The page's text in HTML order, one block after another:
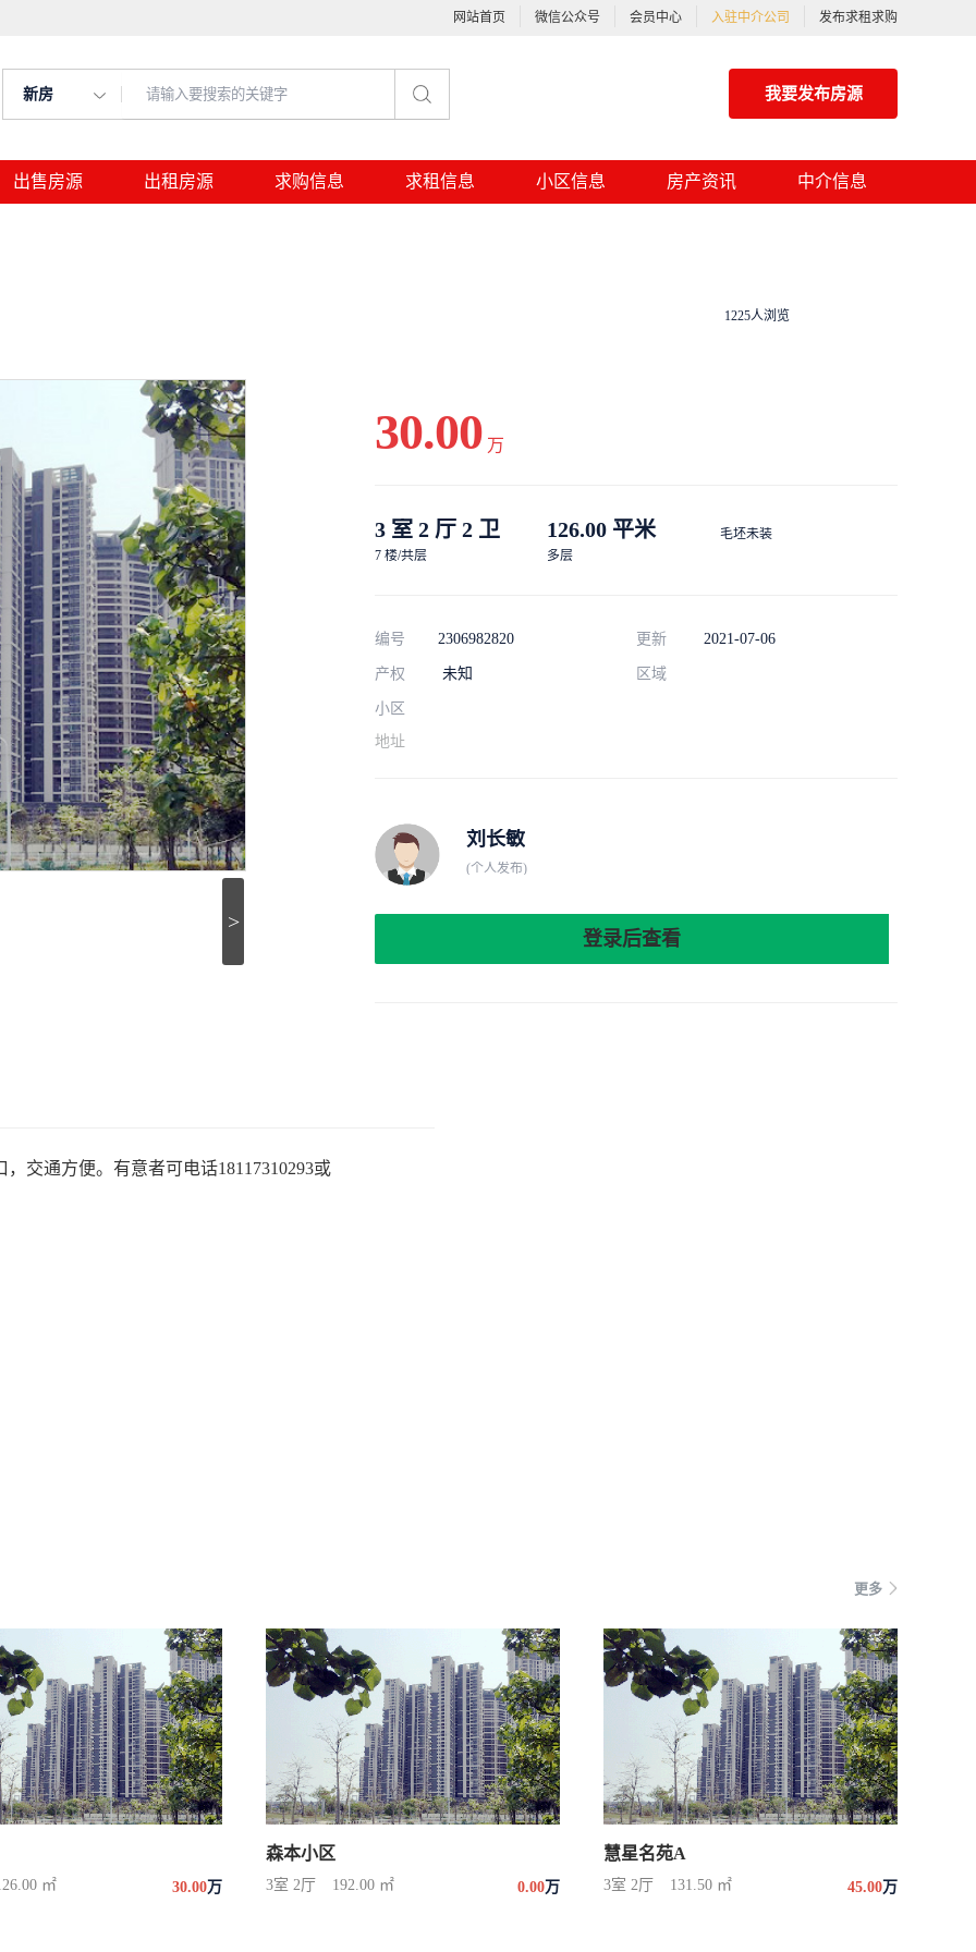
网站首页 微信公众号 会员中心 入驻中介公司 发布求租求购
新房 我要发布房源
出售房源 出租房源 求购信息 求租信息 小区信息 房产资讯 中介信息
1225人浏览
>
30.00 万
3 室 2 厅 2 卫
7 楼/共层
126.00 平米
多层
毛坯未装
编号 2306982820 更新 2021-07-06
产权 未知 区域
小区
地址
刘长敏
(个人发布)
登录后查看
交通方便。有意者可电话18117310293或
更多
㎡ 30.00万
森本小区
3室 2厅 192.00 ㎡ 0.00万
慧星名苑A
3室 2厅 131.50 ㎡ 45.00万